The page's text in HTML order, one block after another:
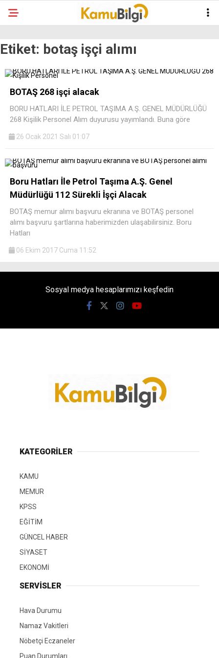
Etiket: botaş işçi alımı
BOTAŞ 268 işçi alacak
BORU HATLARI İLE PETROL TAŞIMA A.Ş. GENEL MÜDÜRLÜĞÜ
268 Kişilik Personel Alım duyurusu yayımlandı. Buna göre
26 Ocak 2021 Salı 01:07
Boru Hatları İle Petrol Taşıma A.Ş. Genel
Müdürlüğü 112 Sürekli İşçi Alacak
BOTAŞ memur alımı başvuru ekranına ve BOTAŞ personel
alımı başvuru şartlarına haberimizden ulaşabilirsiniz. Boru
Hatları
06 Ekim 2017 Cuma 11:52
Sosyal medya hesaplarımızı keşfedin
KATEGORİLER
KAMU
MEMUR
KPSS
EĞİTİM
GÜNCEL HABER
SİYASET
EKONOMİ
SERVİSLER
Hava Durumu
Namaz Vakitleri
Nöbetçi Eczaneler
Puan Durumları